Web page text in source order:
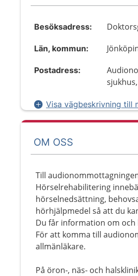
Besöksadress:
Län, kommun:
Postadress:
Visa vägbeskrivning till
OM OSS
Till
Hörselrehabilitering
hörselnedsättning,
hörhjälpmedel så att du
Du får information om
För att komma till
allmänläkare.
På öron-, näs- och